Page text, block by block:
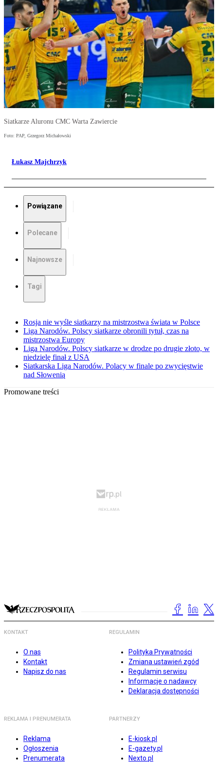
Siatkarze Aluronu CMC Warta Zawiercie
Foto: PAP, Grzegorz Michałowski
Łukasz Majchrzyk
Powiązane
Polecane
Najnowsze
Tagi
Rosja nie wyśle siatkarzy na mistrzostwa świata w Polsce
Liga Narodów. Polscy siatkarze obronili tytuł, czas na
mistrzostwa Europy
Liga Narodów. Polscy siatkarze w drodze po drugie złoto, w
niedzielę finał z USA
Siatkarska Liga Narodów. Polacy w finale po zwycięstwie
nad Słowenią
Promowane treści
KONTAKT
O nas
Kontakt
Napisz do nas
REGULAMIN
Polityka Prywatności
Zmiana ustawień zgód
Regulamin serwisu
Informacje o nadawcy
Deklaracja dostępności
REKLAMA I PRENUMERATA
Reklama
Ogłoszenia
Prenumerata
PARTNERZY
E-kiosk.pl
E-gazety.pl
Nexto.pl